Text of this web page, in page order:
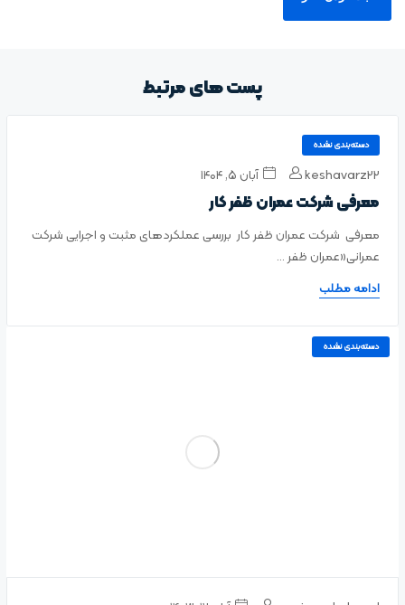
پست های مرتبط
دسته‌بندی نشده
keshavarz22 آبان ۵, ۱۴۰۴
معرفی شرکت عمران ظفر کار
معرفی شرکت عمران ظفر کار بررسی عملکردهای مثبت و اجرایی شرکت
عمرانی«عمران ظفر ...
ادامه مطلب
دسته‌بندی نشده